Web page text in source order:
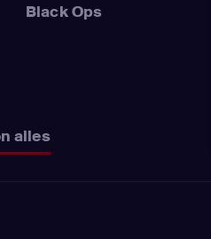
Black Ops
alles